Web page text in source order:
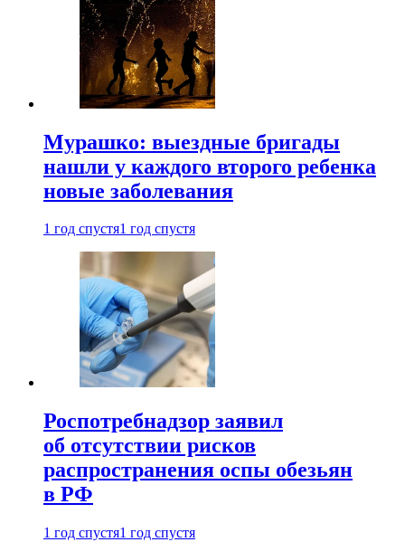
Мурашко: выездные бригады
нашли у каждого второго ребенка
новые заболевания
1 год спустя1 год спустя
Роспотребнадзор заявил
об отсутствии рисков
распространения оспы обезьян
в РФ
1 год спустя1 год спустя